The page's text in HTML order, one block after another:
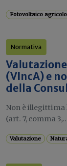
Fotovoltaico agricolo
Normativa
(VIncA) e
della
Non è illegittima
(art. 7, comma
Valutazione